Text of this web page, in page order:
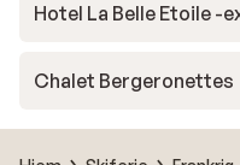
Hotel La Belle Etoile -
Chalet Bergeronettes